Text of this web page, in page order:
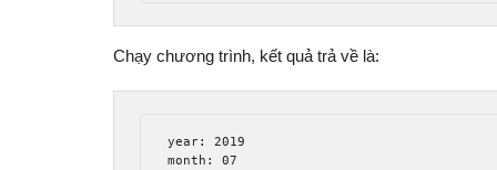
Chạy chương trình, kết quả trả về là:
year: 2019
month: 07